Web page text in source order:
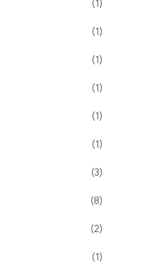
(1)
(1)
(1)
(1)
(1)
(1)
(3)
(8)
(2)
(1)